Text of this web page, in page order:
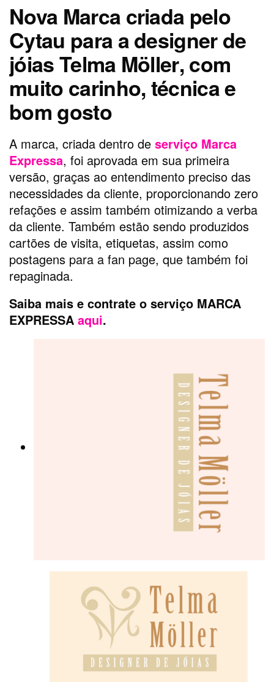
Nova Marca criada pelo
Cytau para a designer de
jóias Telma Möller, com
muito carinho, técnica e
bom gosto
A marca, criada dentro de serviço Marca
Expressa, foi aprovada em sua primeira
versão, graças ao entendimento preciso das
necessidades da cliente, proporcionando zero
refações e assim também otimizando a verba
da cliente. Também estão sendo produzidos
cartões de visita, etiquetas, assim como
postagens para a fan page, que também foi
repaginada.
Saiba mais e contrate o serviço MARCA
EXPRESSA aqui.